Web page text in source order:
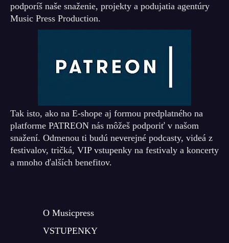
podporíš naše snaženie, projekty a podujatia agentúry
Music Press Production.
Tak isto, ako na E-shope aj formou predplatného na
platforme PATREON nás môžeš podporiť v našom
snažení. Odmenou ti budú neverejné podcasty, videá z
festivalov, tričká, VIP vstupenky na festivaly a koncerty
a mnoho ďalších benefitov.
O Musicpress
VSTUPENKY